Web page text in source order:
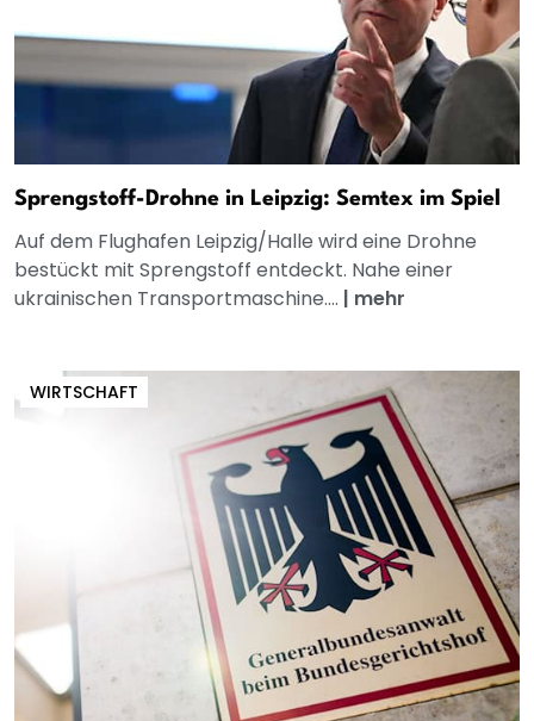
Sprengstoff-Drohne in Leipzig: Semtex im Spiel
Auf dem Flughafen Leipzig/Halle wird eine Drohne
bestückt mit Sprengstoff entdeckt. Nahe einer
ukrainischen Transportmaschine.... | mehr
WIRTSCHAFT